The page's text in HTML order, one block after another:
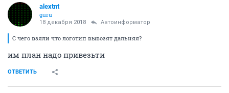
alextnt
guru
18 декабря 2018 Автоинформатор
С чего взяли что логотип вывозят дальняя?
им план надо привезьти
ОТВЕТИТЬ